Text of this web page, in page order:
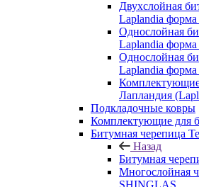
Двухслойная
Laplandia форма
Однослойная
Laplandia
Однослойная
Laplandia форма
Лапландия
Подкладочные ковры
Комплектующие для
Битумная черепица
Назад
Битумная
Многослойная
SHINGLAS